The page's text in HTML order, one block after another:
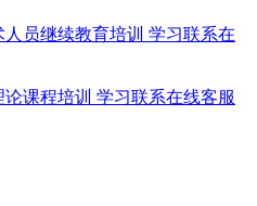
员继续教育培训 学习联系在
课程培训 学习联系在线客服